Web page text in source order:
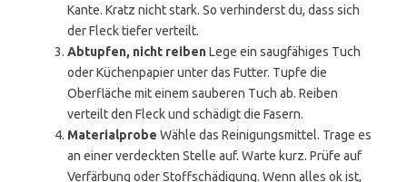
Kante. Kratz nicht stark. So verhinderst du, dass sich
der Fleck tiefer verteilt.
Abtupfen, nicht reibenLege ein saugfähiges Tuch
oder Küchenpapier unter das Futter. Tupfe die
Oberfläche mit einem sauberen Tuch ab. Reiben
verteilt den Fleck und schädigt die Fasern.
Materialprobe Wähle das Reinigungsmittel. Trage es
an einer verdeckten Stelle auf. Warte kurz. Prüfe auf
Verfärbung oder Stoffschädigung. Wenn alles ok ist,